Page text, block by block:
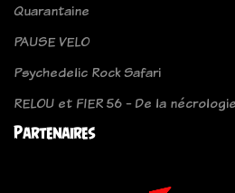
Quarantaine
PAUSE VELO
Psychedelic Rock Safari
RELOU et FIER 56 - De la
Partenaires